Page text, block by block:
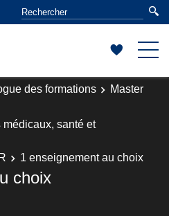
des formations
Master
santé et
1 enseignement au choix
choix